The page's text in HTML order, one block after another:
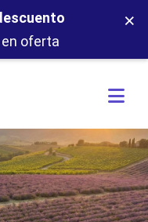
oferta
×